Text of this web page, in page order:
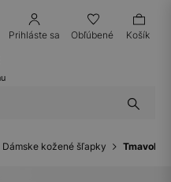
Prihláste sa Obľúbené Košík
Dámske kožené šľapky